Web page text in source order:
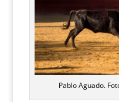
Pablo Aguado.